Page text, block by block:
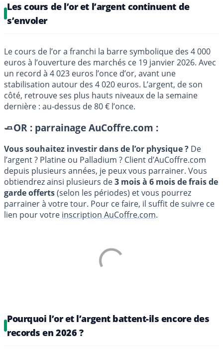
Les cours de l’or et l’argent continuent de
s’envoler
Le cours de l’or a franchi la barre symbolique des 4 000
euros à l’ouverture des marchés ce 19 janvier 2026. Avec
un record à 4 023 euros l’once d’or, avant une
stabilisation autour des 4 020 euros. L’argent, de son
côté, retrouve ses plus hauts niveaux de la semaine
dernière : au-dessus de 80 € l’once.
🧈OR : parrainage AuCoffre.com :
Vous souhaitez investir dans de l’or physique ? De
l’argent ? Platine ou Palladium ? Client d’AuCoffre.com
depuis plusieurs années, je peux vous parrainer. Vous
obtiendrez ainsi plusieurs de3 mois à 6 mois de frais de
garde offerts(selon les périodes) et vous pourrez
parrainer à votre tour. Pour ce faire, il suffit de suivre ce
lien pour votre inscription AuCoffre.com.
Pourquoi l’or et l’argent battent-ils encore des
records en 2026 ?